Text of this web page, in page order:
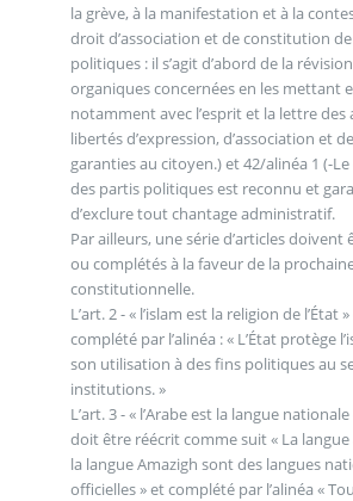
la grève, à la manifestation et à la
droit d’association et de constitution
politiques : il s’agit d’abord de la
organiques concernées en les mettant
notamment avec l’esprit et la lettre des
libertés d’expression, d’association et
garanties au citoyen.) et 42/alinéa 1 (-
des partis politiques est reconnu et
d’exclure tout chantage administratif.
Par ailleurs, une série d’articles doivent
ou complétés à la faveur de la
constitutionnelle.
L’art. 2 - « l’islam est la religion de l’État
complété par l’alinéa : « L’État protège
son utilisation à des fins politiques au
institutions. »
L’art. 3 - « l’Arabe est la langue
doit être réécrit comme suit « La
la langue Amazigh sont des langues
officielles » et complété par l’alinéa «